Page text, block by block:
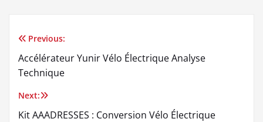
Navigation
de
l’article
Previous:
Accélérateur Yunir Vélo Électrique Analyse
Technique
Next:
Kit AAADRESSES : Conversion Vélo Électrique